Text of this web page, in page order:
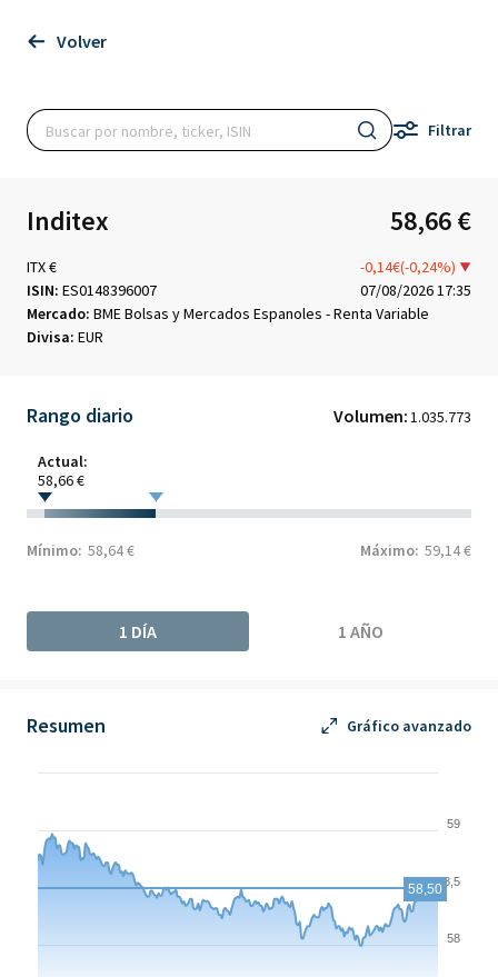
Volver
Filtrar
Inditex 58,66 €
ITX €
-0,14€(-0,24%)
ISIN: ES0148396007
07/08/2026 17:35
Mercado: BME Bolsas y Mercados Espanoles - Renta Variable
Divisa: EUR
Rango diario Volumen:1.035.773
Actual:
58,66 €
Mínimo: 58,64 € Máximo: 59,14 €
1 DÍA 1 AÑO
Resumen Gráfico avanzado
Chart
The chart has 1 X axis displaying Time. Data ranges from
The chart has 1 Y axis displaying values. Data ranges from
58
58,5
59
58,50